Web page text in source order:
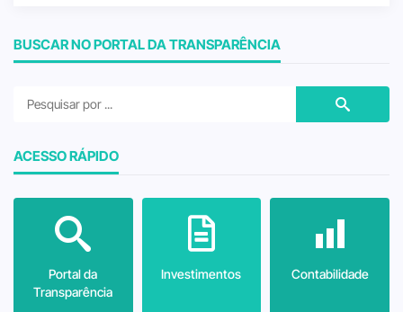
BUSCAR NO PORTAL DA TRANSPARÊNCIA
ACESSO RÁPIDO
Portal da
Transparência
Investimentos Contabilidade